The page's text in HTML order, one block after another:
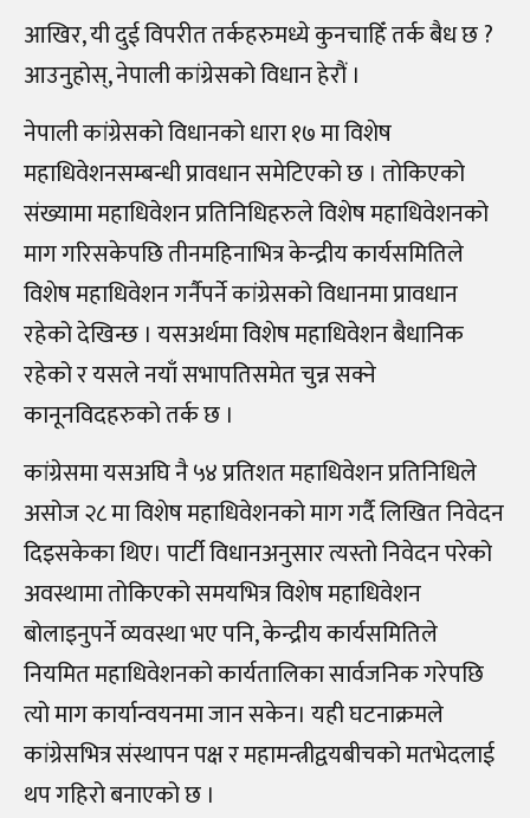
आखिर, यी दुई विपरीत तर्कहरुमध्ये कुनचाहिँ तर्क बैध छ ?
आउनुहोस्, नेपाली कांग्रेसको विधान हेरौं ।
नेपाली कांग्रेसको विधानको धारा १७ मा विशेष
महाधिवेशनसम्बन्धी प्रावधान समेटिएको छ । तोकिएको
संख्यामा महाधिवेशन प्रतिनिधिहरुले विशेष महाधिवेशनको
माग गरिसकेपछि तीनमहिनाभित्रकेन्द्रीय कार्यसमितिले
विशेष महाधिवेशन गर्नैपर्ने कांग्रेसको विधानमा प्रावधान
रहेको देखिन्छ । यसअर्थमा विशेष महाधिवेशन बैधानिक
रहेको र यसले नयाँ सभापतिसमेत चुन्न सक्ने
कानूनविदहरुको तर्क छ ।
कांग्रेसमा यसअघि नै ५४ प्रतिशत महाधिवेशन प्रतिनिधिले
असोज २८ मा विशेष महाधिवेशनको माग गर्दै लिखित निवेदन
दिइसकेका थिए। पार्टी विधानअनुसार त्यस्तो निवेदन परेको
अवस्थामा तोकिएको समयभित्र विशेष महाधिवेशन
बोलाइनुपर्ने व्यवस्था भए पनि, केन्द्रीय कार्यसमितिले
नियमित महाधिवेशनको कार्यतालिका सार्वजनिक गरेपछि
त्यो माग कार्यान्वयनमा जान सकेन। यही घटनाक्रमले
कांग्रेसभित्र संस्थापन पक्ष र महामन्त्रीद्वयबीचको मतभेदलाई
थप गहिरो बनाएको छ ।